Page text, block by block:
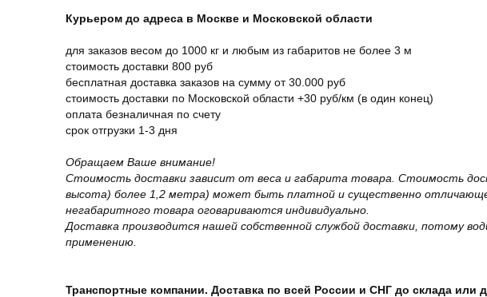
Курьером до адреса в Москве и Московской области
для заказов весом до 1000 кг и любым из габаритов не более 3 м
стоимость доставки 800 руб
бесплатная доставка заказов на сумму от 30.000 руб
стоимость доставки по Московской области +30 руб/км (в один конец)
оплата безналичная по счету
срок отгрузки 1-3 дня
Обращаем Ваше внимание!
Стоимость доставки зависит от веса и габарита товара. Стоимость
высота) более 1,2 метра) может быть платной и существенно
негабаритного товара оговариваются индивидуально.
Доставка производится нашей собственной службой доставки, потому
применению.
Транспортные компании. Доставка по всей России и СНГ до склада или